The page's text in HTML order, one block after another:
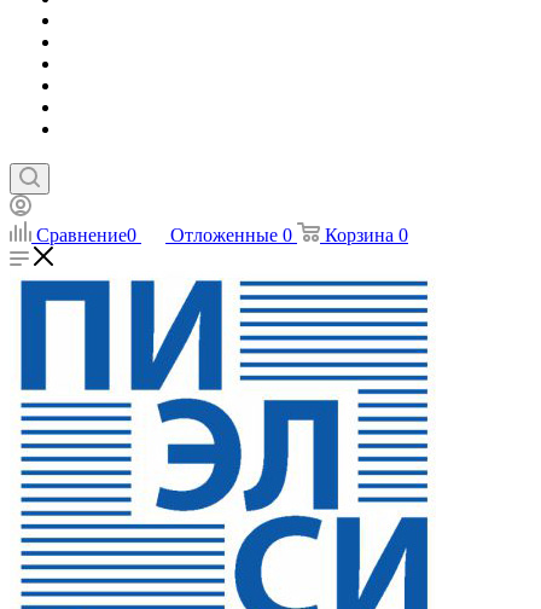
Сравнение0 Отложенные 0 Корзина 0